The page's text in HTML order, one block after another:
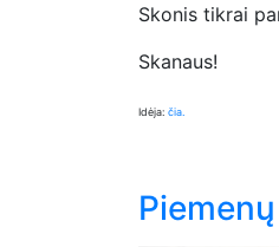
Skonis tikrai
Skanaus!
Idėja: čia.